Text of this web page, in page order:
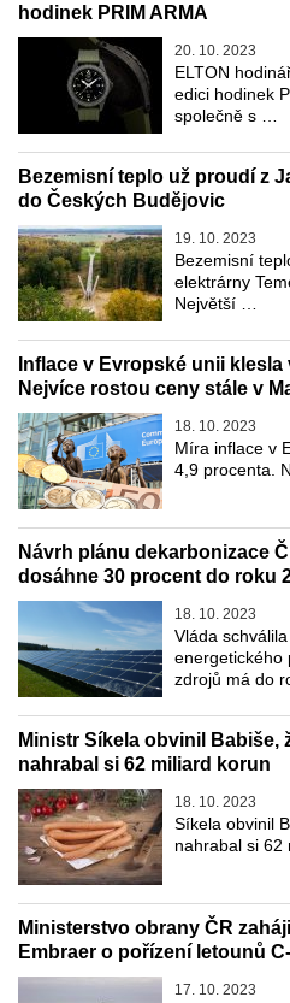
hodinek PRIM ARMA
20. 10. 2023
ELTON
edici hodinek
společně s …
Bezemisní teplo už proudí z
do Českých Budějovic
19. 10. 2023
Bezemisní
elektrárny
Největší …
Inflace v Evropské unii klesla
Nejvíce rostou ceny stále v
18. 10. 2023
Míra inflace v
4,9 procenta.
Návrh plánu dekarbonizace
dosáhne 30 procent do roku
18. 10. 2023
Vláda
energetického
zdrojů má do
Ministr Síkela obvinil Babiše,
nahrabal si 62 miliard korun
18. 10. 2023
Síkela obvinil
nahrabal si 62
Ministerstvo obrany ČR
Embraer o pořízení letounů
17. 10. 2023